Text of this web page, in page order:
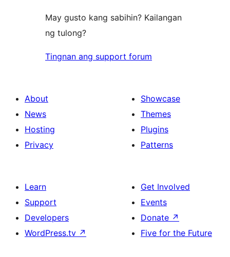
May gusto kang sabihin? Kailangan
ng tulong?
Tingnan ang support forum
About
News
Hosting
Privacy
Showcase
Themes
Plugins
Patterns
Learn
Support
Developers
WordPress.tv ↗
Get Involved
Events
Donate ↗
Five for the Future